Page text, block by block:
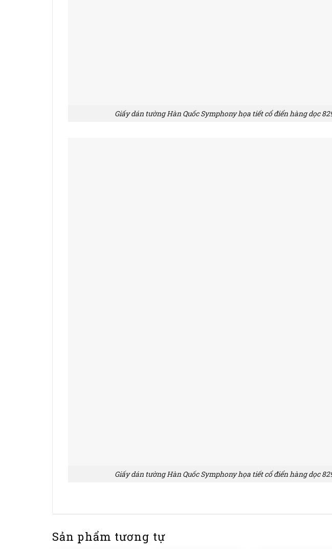
Giấy dán tường Hàn Quốc Symphony họa tiết cổ điển hàng dọc
Giấy dán tường Hàn Quốc Symphony họa tiết cổ điển hàng dọc
Sản phẩm tương tự